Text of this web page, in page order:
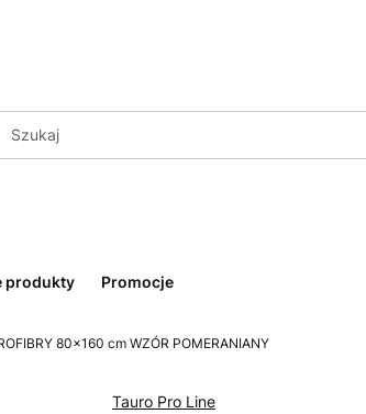
produkty Promocje
80x160 cm WZÓR POMERANIANY
Tauro Pro Line